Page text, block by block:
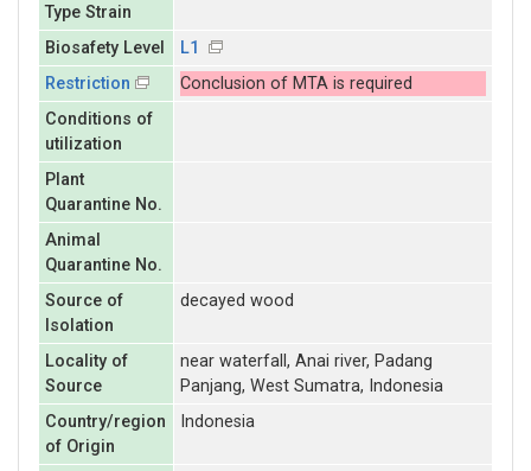
Type Strain
Biosafety Level
L1
Restriction
Conclusion of MTA is required
Conditions of
utilization
Plant
Quarantine No.
Animal
Quarantine No.
Source of
Isolation
decayed wood
Locality of
Source
near waterfall, Anai river, Padang
Panjang, West Sumatra, Indonesia
Country/region
of Origin
Indonesia